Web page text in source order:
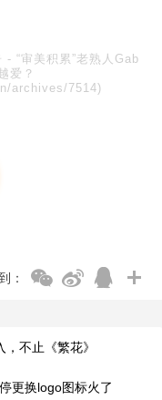
- “审美积累”老熟人Gab
爱？
archives/7514)
：
不止《繁花》
更换logo图标火了